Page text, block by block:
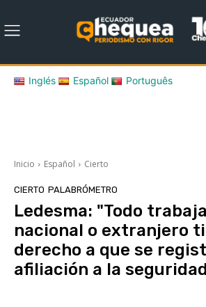
Inglés Español Português
Inicio Español Cierto
CIERTO PALABRÓMETRO
Ledesma: "Todo
nacional o extranjero
derecho a que se
afiliación a la